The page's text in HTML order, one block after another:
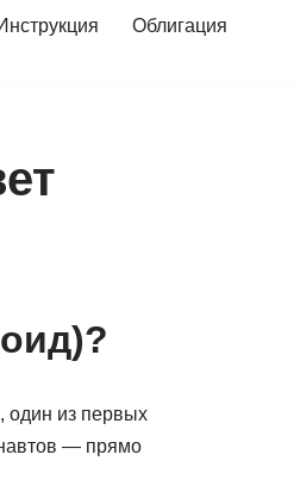
Облигация
один из первых
— прямо